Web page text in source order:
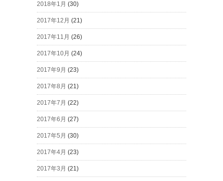
2018年1月 (30)
2017年12月 (21)
2017年11月 (26)
2017年10月 (24)
2017年9月 (23)
2017年8月 (21)
2017年7月 (22)
2017年6月 (27)
2017年5月 (30)
2017年4月 (23)
2017年3月 (21)